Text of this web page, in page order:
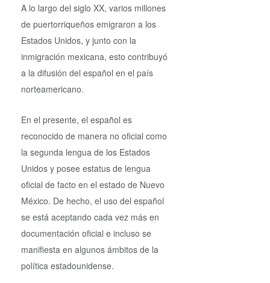
A lo largo del siglo XX, varios millones
de puertorriqueños emigraron a los
Estados Unidos, y junto con la
inmigración mexicana, esto contribuyó
a la difusión del español en el país
norteamericano.
En el presente, el español es
reconocido de manera no oficial como
la segunda lengua de los Estados
Unidos y posee estatus de lengua
oficial de facto en el estado de Nuevo
México. De hecho, el uso del español
se está aceptando cada vez más en
documentación oficial e incluso se
manifiesta en algunos ámbitos de la
política estadounidense.